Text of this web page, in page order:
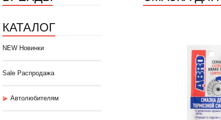
КАТАЛОГ
NEW Новинки
Sale Распродажа
Автолюбителям